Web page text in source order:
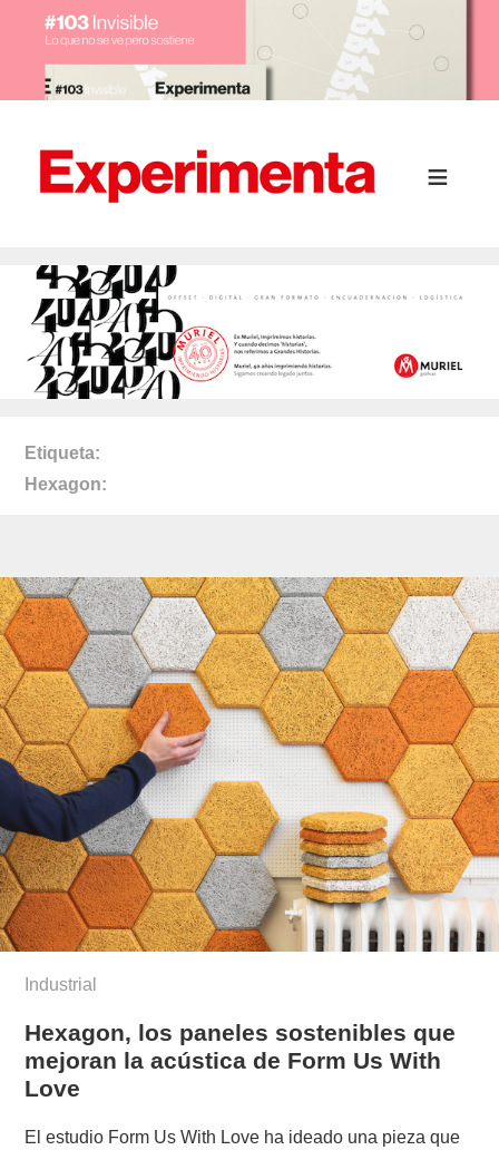
Etiqueta
Hexagon
Industrial
Hexagon, los paneles sostenibles que
mejoran la acústica de Form Us With
Love
El estudio Form Us With Love ha ideado una pieza que